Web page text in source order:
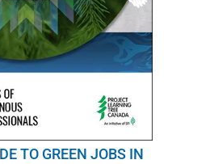
TO GREEN JOBS IN